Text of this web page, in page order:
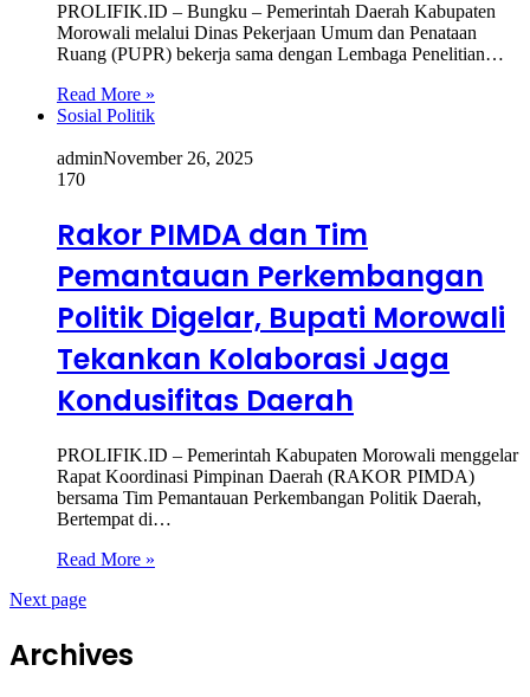
PROLIFIK.ID – Bungku – Pemerintah Daerah Kabupaten
Morowali melalui Dinas Pekerjaan Umum dan Penataan
Ruang (PUPR) bekerja sama dengan Lembaga Penelitian…
Read More »
Sosial Politik
adminNovember 26, 2025
170
Rakor PIMDA dan Tim
Pemantauan Perkembangan
Politik Digelar, Bupati Morowali
Tekankan Kolaborasi Jaga
Kondusifitas Daerah
PROLIFIK.ID – Pemerintah Kabupaten Morowali menggelar
Rapat Koordinasi Pimpinan Daerah (RAKOR PIMDA)
bersama Tim Pemantauan Perkembangan Politik Daerah,
Bertempat di…
Read More »
Next page
Archives